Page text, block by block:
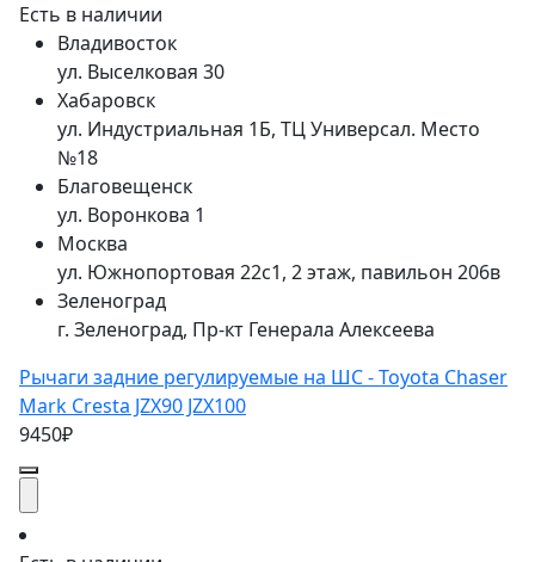
Есть в наличии
Владивосток
ул. Выселковая 30
Хабаровск
ул. Индустриальная 1Б, ТЦ Универсал. Место
№18
Благовещенск
ул. Воронкова 1
Москва
ул. Южнопортовая 22с1, 2 этаж, павильон 206в
Зеленоград
г. Зеленоград, Пр-кт Генерала Алексеева
Рычаги задние регулируемые на ШС - Toyota Chaser
Mark Cresta JZX90 JZX100
9450₽